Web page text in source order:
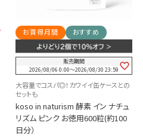
お買得月間 おすすめ
販売期間
2026/08/06 0:00〜2026/08/30 23:59
大容量でコスパ◎！カワイイ缶ケースとの
セットも
koso in naturism 酵素 イン ナチュ
リズム ピンク お徳用600粒(約100
日分）